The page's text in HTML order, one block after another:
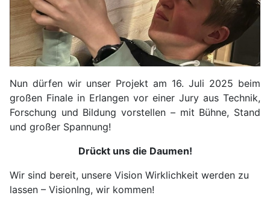
Nun dürfen wir unser Projekt am 16. Juli 2025 beim
großen Finale in Erlangen vor einer Jury aus Technik,
Forschung und Bildung vorstellen – mit Bühne, Stand
und großer Spannung!
Drückt uns die Daumen!
Wir sind bereit, unsere Vision Wirklichkeit werden zu
lassen – VisionIng, wir kommen!